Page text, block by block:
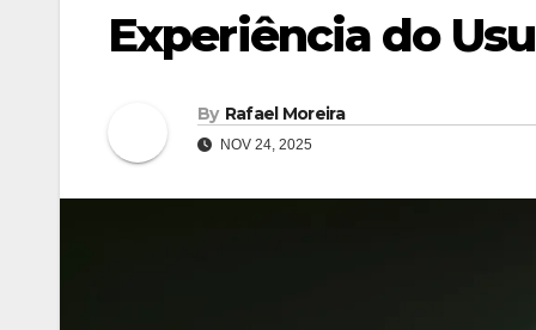
Experiência do
By Rafael Moreira
NOV 24, 2025